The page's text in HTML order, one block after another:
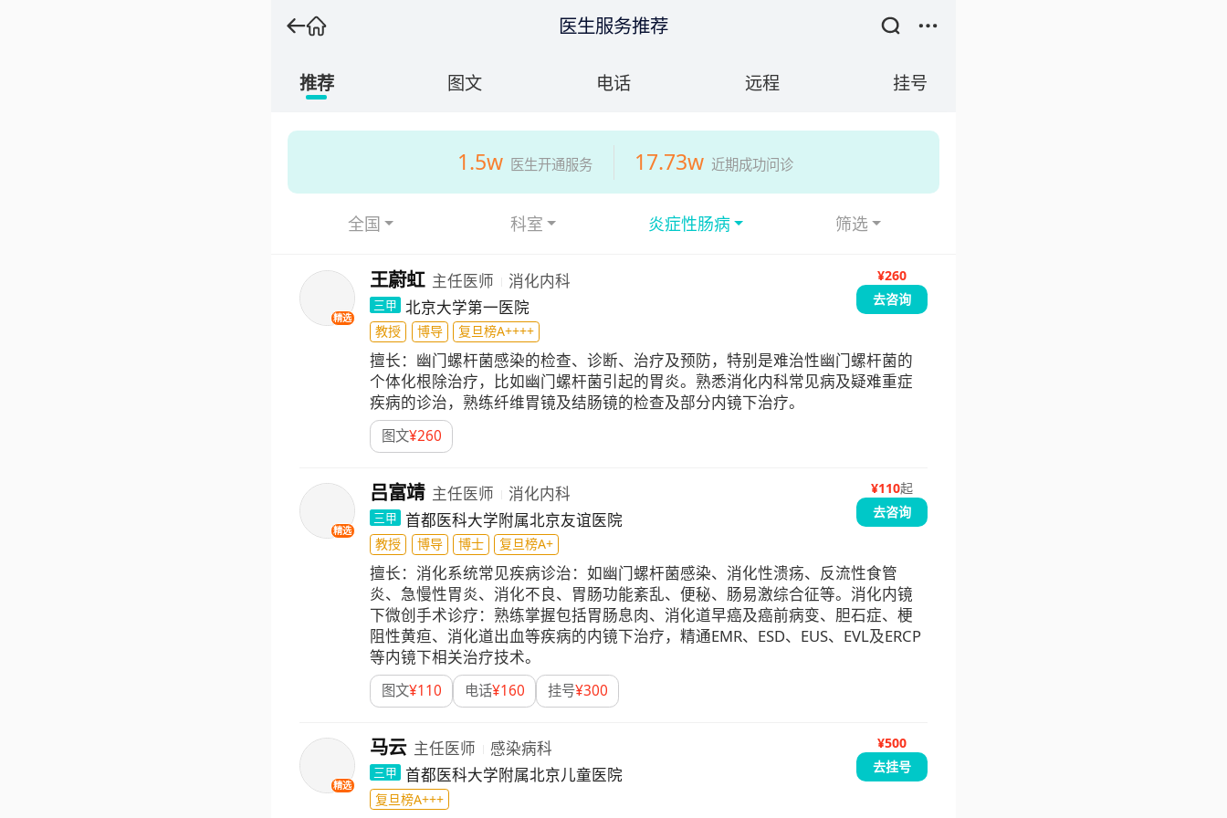
医生服务推荐
推荐 图文 电话 远程 挂号
1.5w 医生开通服务 17.73w 近期成功问诊
全国 科室 炎症性肠病 筛选
精选
王蔚虹 主任医师 消化内科
三甲 北京大学第一医院
¥260
去咨询
教授
博导 复旦榜A++++
擅长： 幽门螺杆菌感染的检查、诊断、治疗及预防，特别是难治性幽门螺杆菌的
个体化根除治疗，比如幽门螺杆菌引起的胃炎。熟悉消化内科常见病及疑难重症
疾病的诊治，熟练纤维胃镜及结肠镜的检查及部分内镜下治疗。
图文¥260
精选
吕富靖 主任医师 消化内科
三甲 首都医科大学附属北京友谊医院
¥110起
去咨询
教授
博导 博士 复旦榜A+
擅长：消化系统常见疾病诊治：如幽门螺杆菌感染、消化性溃疡、反流性食管
炎、急慢性胃炎、消化不良、胃肠功能紊乱、便秘、肠易激综合征等。消化内镜
下微创手术诊疗：熟练掌握包括胃肠息肉、消化道早癌及癌前病变、胆石症、梗
阻性黄疸、消化道出血等疾病的内镜下治疗，精通EMR、ESD、EUS、EVL及ERCP
等内镜下相关治疗技术。
图文¥110 电话¥160 挂号¥300
精选
马云 主任医师 感染病科
三甲 首都医科大学附属北京儿童医院
¥500
去挂号
复旦榜A+++